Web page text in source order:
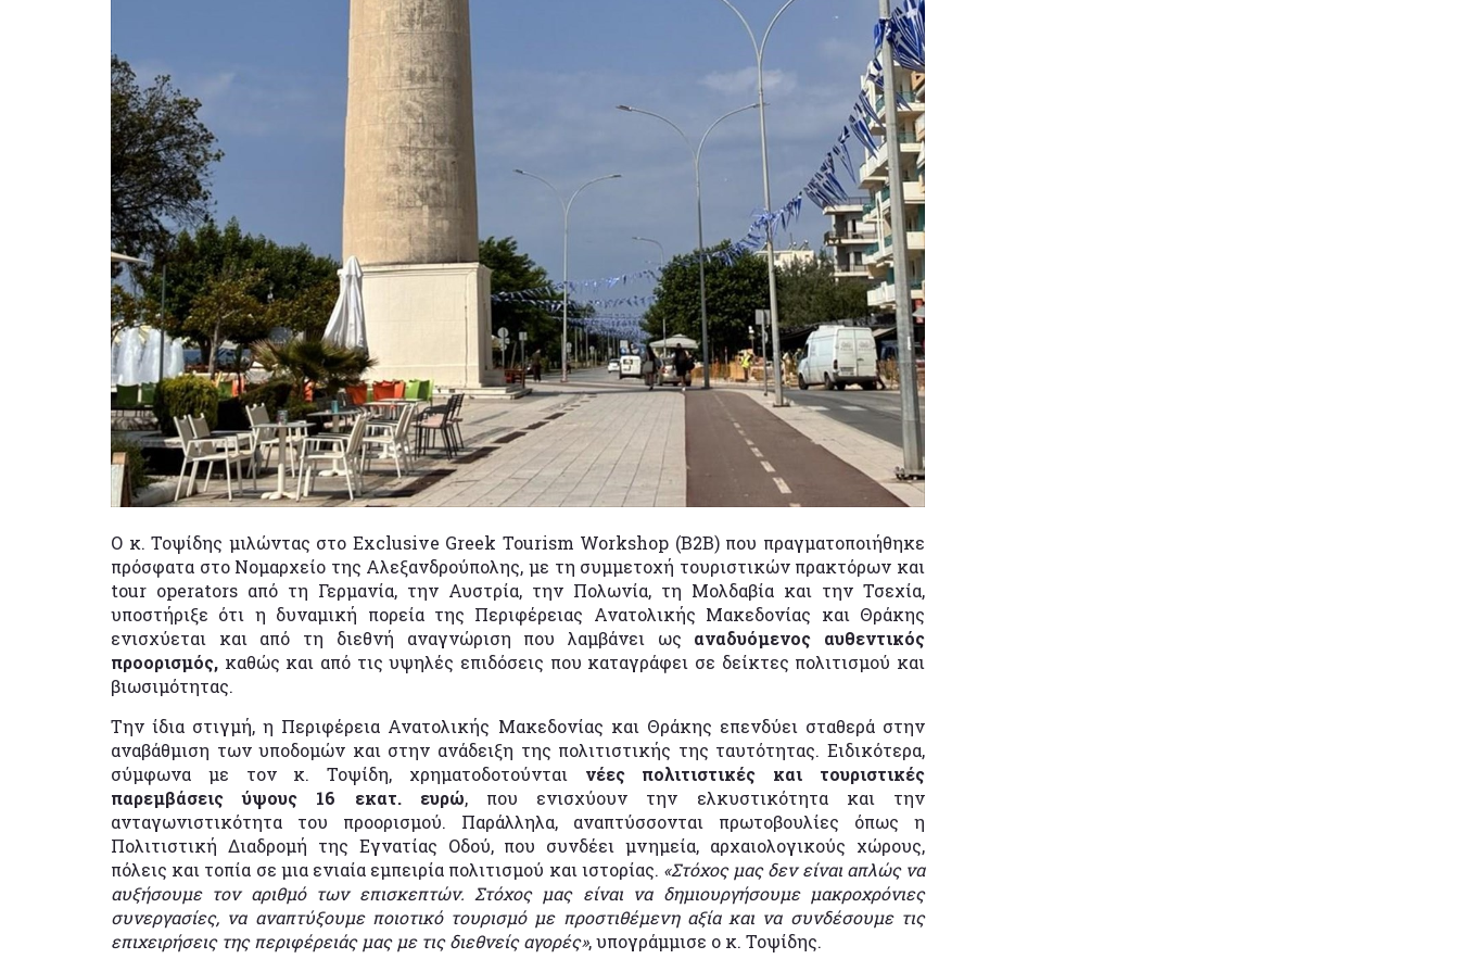
Ο κ. Τοψίδης μιλώντας στο Exclusive Greek Tourism Workshop (B2B) που πραγματοποιήθηκε
πρόσφατα στο Νομαρχείο της Αλεξανδρούπολης, με τη συμμετοχή τουριστικών πρακτόρων και
tour operators από τη Γερμανία, την Αυστρία, την Πολωνία, τη Μολδαβία και την Τσεχία,
υποστήριξε ότι η δυναμική πορεία της Περιφέρειας Ανατολικής Μακεδονίας και Θράκης
ενισχύεται και από τη διεθνή αναγνώριση που λαμβάνει ως αναδυόμενος αυθεντικός
προορισμός, καθώς και από τις υψηλές επιδόσεις που καταγράφει σε δείκτες πολιτισμού και
βιωσιμότητας.
Την ίδια στιγμή, η Περιφέρεια Ανατολικής Μακεδονίας και Θράκης επενδύει σταθερά στην
αναβάθμιση των υποδομών και στην ανάδειξη της πολιτιστικής της ταυτότητας. Ειδικότερα,
σύμφωνα με τον κ. Τοψίδη, χρηματοδοτούνται νέες πολιτιστικές και τουριστικές
παρεμβάσεις ύψους 16 εκατ. ευρώ, που ενισχύουν την ελκυστικότητα και την
ανταγωνιστικότητα του προορισμού. Παράλληλα, αναπτύσσονται πρωτοβουλίες όπως η
Πολιτιστική Διαδρομή της Εγνατίας Οδού, που συνδέει μνημεία, αρχαιολογικούς χώρους,
πόλεις και τοπία σε μια ενιαία εμπειρία πολιτισμού και ιστορίας. «Στόχος μας δεν είναι απλώς να
αυξήσουμε τον αριθμό των επισκεπτών. Στόχος μας είναι να δημιουργήσουμε μακροχρόνιες
συνεργασίες, να αναπτύξουμε ποιοτικό τουρισμό με προστιθέμενη αξία και να συνδέσουμε τις
επιχειρήσεις της περιφέρειάς μας με τις διεθνείς αγορές», υπογράμμισε ο κ. Τοψίδης.